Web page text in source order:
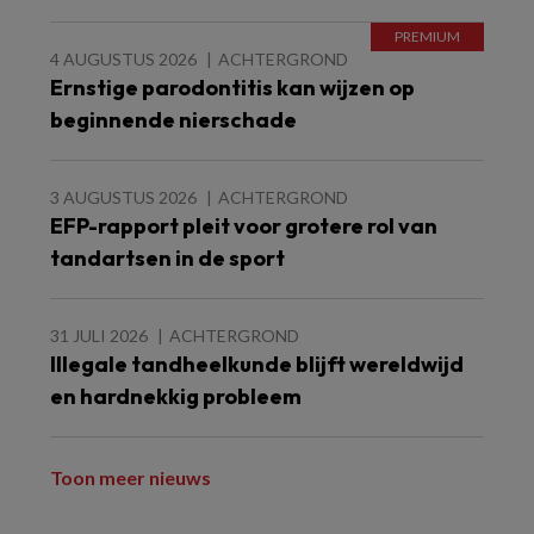
4 AUGUSTUS 2026 ACHTERGROND
Ernstige parodontitis kan wijzen op
beginnende nierschade
3 AUGUSTUS 2026 ACHTERGROND
EFP-rapport pleit voor grotere rol van
tandartsen in de sport
31 JULI 2026 ACHTERGROND
Illegale tandheelkunde blijft wereldwijd
en hardnekkig probleem
Toon meer nieuws